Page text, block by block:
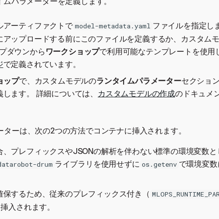
アーティファクトで model-metadata.yaml ファイルを指定し
アップロードする前にこのファイルを定義するか、カスタム
ダウンから ワークショップで利用可能なテンプレートを使用
で定義されています。
ップで、カスタムモデルのランタイムパラメーターセクショ
ます。 詳細については、 カスタムモデルの作成のドキュメ
ーは、次の2つの方法でコンテナに挿入されます。
、プレフィックスやJSONの解析を伴わない標準の環境変数
drum ライブラリを使用せずに os.getenv で環境変
保するため、従来のプレフィックス付き（
入されます。